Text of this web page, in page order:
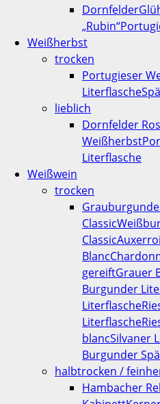
Dornfelder
„Rubin“
Weißherbst
trocken
Portugieser
Literflasche
lieblich
Dornfelder
Weißherbst
Literflasche
Weißwein
trocken
Classic
Classic
Blanc
gereiftGrauer
Burgunder
Literflasche
Literflasche
blancSilvaner
Burgunder
halbtrocken /
Hambacher